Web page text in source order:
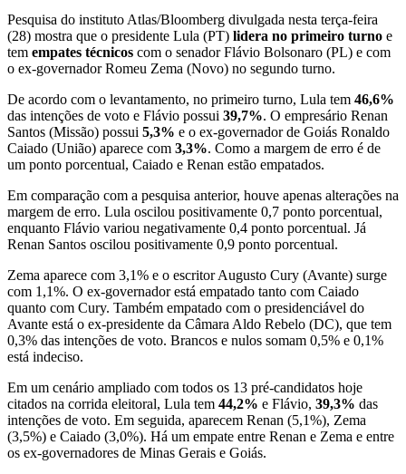
Pesquisa do instituto Atlas/Bloomberg divulgada nesta terça-feira
(28) mostra que o presidente Lula (PT) lidera no primeiro turno e
tem empates técnicos com o senador Flávio Bolsonaro (PL) e com
o ex-governador Romeu Zema (Novo) no segundo turno.
De acordo com o levantamento, no primeiro turno, Lula tem 46,6%
das intenções de voto e Flávio possui 39,7%. O empresário Renan
Santos (Missão) possui 5,3% e o ex-governador de Goiás Ronaldo
Caiado (União) aparece com 3,3%. Como a margem de erro é de
um ponto porcentual, Caiado e Renan estão empatados.
Em comparação com a pesquisa anterior, houve apenas alterações na
margem de erro. Lula oscilou positivamente 0,7 ponto porcentual,
enquanto Flávio variou negativamente 0,4 ponto porcentual. Já
Renan Santos oscilou positivamente 0,9 ponto porcentual.
Zema aparece com 3,1% e o escritor Augusto Cury (Avante) surge
com 1,1%. O ex-governador está empatado tanto com Caiado
quanto com Cury. Também empatado com o presidenciável do
Avante está o ex-presidente da Câmara Aldo Rebelo (DC), que tem
0,3% das intenções de voto. Brancos e nulos somam 0,5% e 0,1%
está indeciso.
Em um cenário ampliado com todos os 13 pré-candidatos hoje
citados na corrida eleitoral, Lula tem 44,2% e Flávio, 39,3% das
intenções de voto. Em seguida, aparecem Renan (5,1%), Zema
(3,5%) e Caiado (3,0%). Há um empate entre Renan e Zema e entre
os ex-governadores de Minas Gerais e Goiás.